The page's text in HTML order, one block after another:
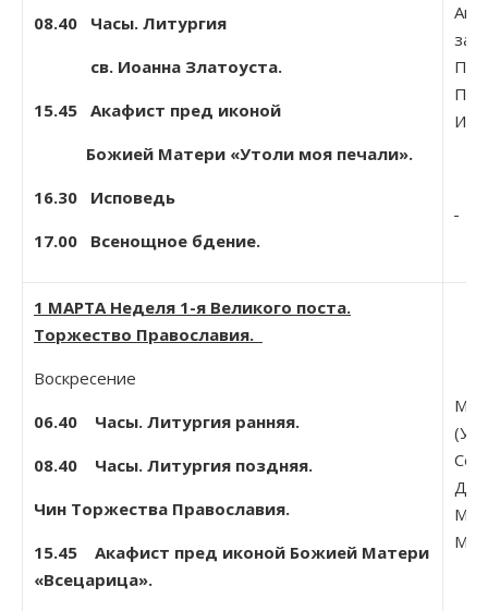
08.40 Часы. Литургия
св. Иоанна Златоуста.
15.45 Акафист пред иконой
Божией Матери «Утоли моя печали».
16.30 Исповедь
17.00 Всенощное бдение.
Ап.
1 МАРТА Неделя 1-я Великого поста.
Торжество Православия.
Воскресение
06.40 Часы. Литургия ранняя.
08.40 Часы. Литургия поздняя.
Чин Торжества Православия.
15.45 Акафист пред иконой Божией Матери
«Всецарица».